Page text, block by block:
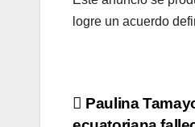
logre un acuerdo
Paulina